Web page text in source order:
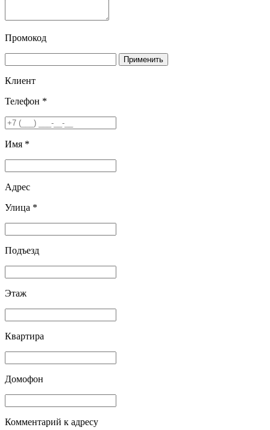
Промокод
Применить
Клиент
Телефон *
Имя *
Адрес
Улица *
Подъезд
Этаж
Квартира
Домофон
Комментарий к адресу